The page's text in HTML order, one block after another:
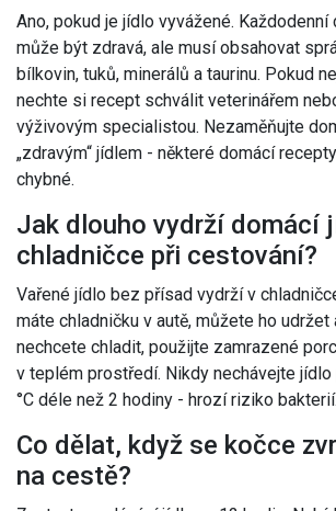
Ano, pokud je jídlo vyvážené. Každodenní
může být zdravá, ale musí obsahovat
bílkovin, tuků, minerálů a taurinu. Pokud
nechte si recept schválit veterinářem
výživovým specialistou. Nezaměňujte
„zdravým“ jídlem - některé domácí
chybné.
Jak dlouho vydrží domácí
chladničce při cestování?
Vařené jídlo bez přísad vydrží v
máte chladničku v autě, můžete ho udržet
nechcete chladit, použijte zamrazené
v teplém prostředí. Nikdy nechávejte
°C déle než 2 hodiny - hrozí riziko bakterií.
Co dělat, když se kočce
na cestě?